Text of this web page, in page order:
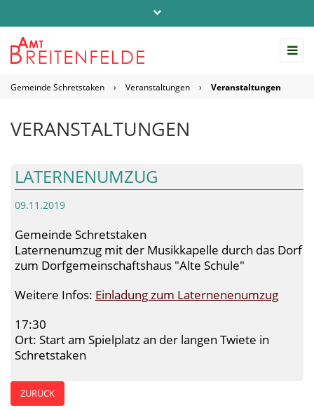
info@amt-breitenfelde.de
Gemeinde Schretstaken › Veranstaltungen › Veranstaltungen
VERANSTALTUNGEN
LATERNENUMZUG
09.11.2019
Gemeinde Schretstaken
Laternenumzug mit der Musikkapelle durch das Dorf
zum Dorfgemeinschaftshaus "Alte Schule"
Weitere Infos: Einladung zum Laternenenumzug
17:30
Ort: Start am Spielplatz an der langen Twiete in
Schretstaken
ZURÜCK